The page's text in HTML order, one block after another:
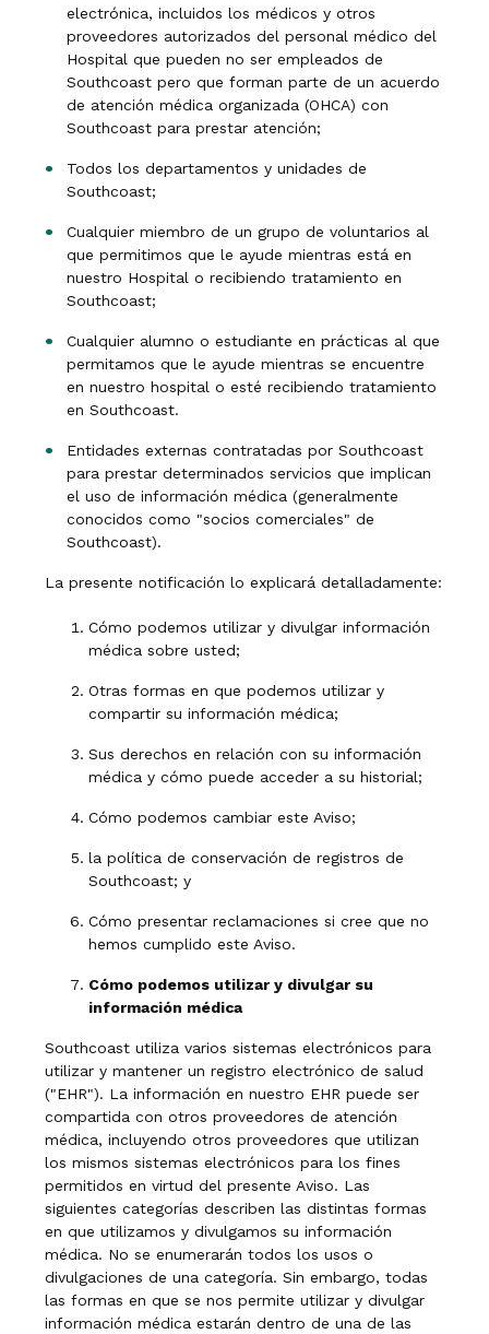
electrónica, incluidos los médicos y otros
proveedores autorizados del personal médico del
Hospital que pueden no ser empleados de
Southcoast pero que forman parte de un acuerdo
de atención médica organizada (OHCA) con
Southcoast para prestar atención;
Todos los departamentos y unidades de
Southcoast;
Cualquier miembro de un grupo de voluntarios al
que permitimos que le ayude mientras está en
nuestro Hospital o recibiendo tratamiento en
Southcoast;
Cualquier alumno o estudiante en prácticas al que
permitamos que le ayude mientras se encuentre
en nuestro hospital o esté recibiendo tratamiento
en Southcoast.
Entidades externas contratadas por Southcoast
para prestar determinados servicios que implican
el uso de información médica (generalmente
conocidos como "socios comerciales" de
Southcoast).
La presente notificación lo explicará detalladamente:
Cómo podemos utilizar y divulgar información
médica sobre usted;
Otras formas en que podemos utilizar y
compartir su información médica;
Sus derechos en relación con su información
médica y cómo puede acceder a su historial;
Cómo podemos cambiar este Aviso;
la política de conservación de registros de
Southcoast; y
Cómo presentar reclamaciones si cree que no
hemos cumplido este Aviso.
Cómo podemos utilizar y divulgar su
información médica
Southcoast utiliza varios sistemas electrónicos para
utilizar y mantener un registro electrónico de salud
("EHR"). La información en nuestro EHR puede ser
compartida con otros proveedores de atención
médica, incluyendo otros proveedores que utilizan
los mismos sistemas electrónicos para los fines
permitidos en virtud del presente Aviso. Las
siguientes categorías describen las distintas formas
en que utilizamos y divulgamos su información
médica. No se enumerarán todos los usos o
divulgaciones de una categoría. Sin embargo, todas
las formas en que se nos permite utilizar y divulgar
información médica estarán dentro de una de las